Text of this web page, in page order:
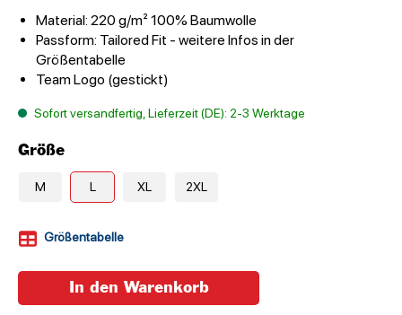
Material: 220 g/m² 100% Baumwolle
Passform: Tailored Fit - weitere Infos in der
Größentabelle
Team Logo (gestickt)
Sofort versandfertig, Lieferzeit (DE): 2-3 Werktage
Größe
M L XL 2XL
Größentabelle
In den Warenkorb